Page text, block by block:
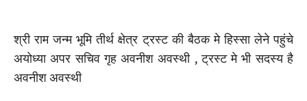
श्री राम जन्म भूमि तीर्थ क्षेत्र ट्रस्ट की बैठक मे हिस्सा लेने पहुंचे
अयोध्या अपर सचिव गृह अवनीश अवस्थी , ट्रस्ट मे भी सदस्य है
अवनीश अवस्थी